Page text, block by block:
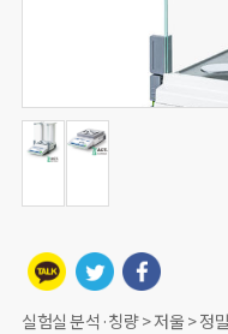
실험실 분석·칭량 > 저울 > 정